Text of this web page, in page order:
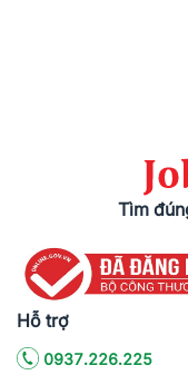
Tìm
Hỗ trợ
0937.226.225